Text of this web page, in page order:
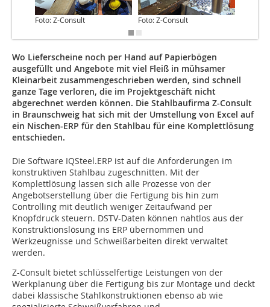
Foto: Z-Consult Foto: Z-Consult
Wo Lieferscheine noch per Hand auf Papierbögen
ausgefüllt und Angebote mit viel Fleiß in mühsamer
Kleinarbeit zusammengeschrieben werden, sind schnell
ganze Tage verloren, die im Projektgeschäft nicht
abgerechnet werden können. Die Stahlbaufirma Z-Consult
in Braunschweig hat sich mit der Umstellung von Excel auf
ein Nischen-ERP für den Stahlbau für eine Komplettlösung
entschieden.
Die Software IQSteel.ERP ist auf die Anforderungen im
konstruktiven Stahlbau zugeschnitten. Mit der
Komplettlösung lassen sich alle Prozesse von der
Angebotserstellung über die Fertigung bis hin zum
Controlling mit deutlich weniger Zeitaufwand per
Knopfdruck steuern. DSTV-Daten können nahtlos aus der
Konstruktionslösung ins ERP übernommen und
Werkzeugnisse und Schweißarbeiten direkt verwaltet
werden.
Z-Consult bietet schlüsselfertige Leistungen von der
Werkplanung über die Fertigung bis zur Montage und deckt
dabei klassische Stahlkonstruktionen ebenso ab wie